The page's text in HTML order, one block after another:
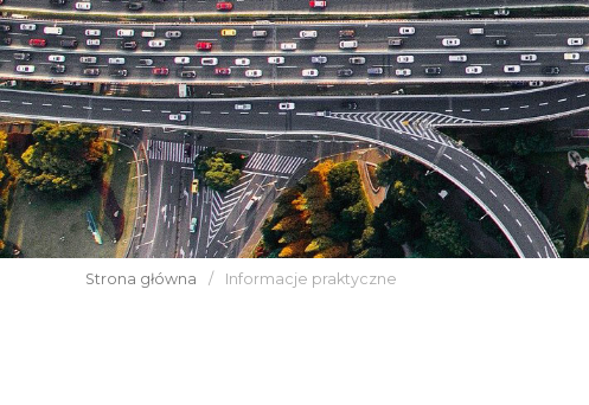
Strona główna / Informacje praktyczne